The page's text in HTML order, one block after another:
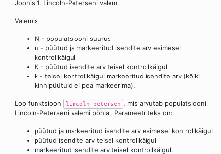
Joonis 1. Lincoln-Peterseni valem.
Valemis
N - populatsiooni suurus
n - püütud ja markeeritud isendite arv esimesel
kontrollkäigul
K - püütud isendite arv teisel kontrollkäigul
k - teisel kontrollkäigul markeeritud isendite arv (kõiki
kinnipüütuid ei pea markeerima).
Loo funktsioon lincoln_petersen , mis arvutab populatsiooni
Lincoln-Peterseni valemi põhjal. Parameetriteks on:
püütud ja markeeritud isendite arv esimesel kontrollkäigul
püütud isendite arv teisel kontrollkäigul
markeeritud isendite arv teisel kontrollkäigul.